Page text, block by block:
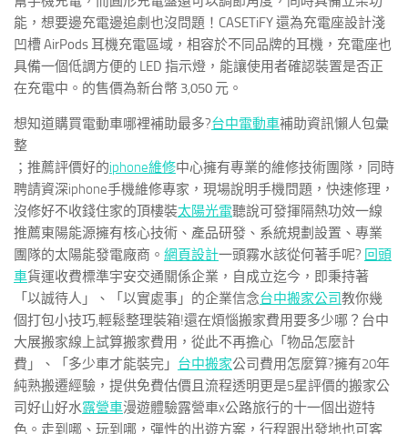
能，想要邊充電邊追劇也沒問題！CASETiFY 還為充電座設計淺
凹槽 AirPods 耳機充電區域，相容於不同品牌的耳機，充電座也
具備一個低調方便的 LED 指示燈，能讓使用者確認裝置是否正
在充電中。 的售價為新台幣 3,050 元。
想知道購買電動車哪裡補助最多?台中電動車補助資訊懶人包彙
整
；推薦評價好的iphone維修中心擁有專業的維修技術團隊，同時
聘請資深iphone手機維修專家，現場說明手機問題，快速修理，
沒修好不收錢住家的頂樓裝太陽光電聽說可發揮隔熱功效一線
推薦東陽能源擁有核心技術、產品研發、系統規劃設置、專業
團隊的太陽能發電廠商。 網頁設計一頭霧水該從何著手呢? 回頭
車貨運收費標準宇安交通關係企業，自成立迄今，即秉持著
「以誠待人」、「以實處事」的企業信念台中搬家公司教你幾
個打包小技巧,輕鬆整理裝箱!還在煩惱搬家費用要多少哪？台中
大展搬家線上試算搬家費用，從此不再擔心「物品怎麼計
費」、「多少車才能裝完」 台中搬家公司費用怎麼算?擁有20年
純熟搬遷經驗，提供免費估價且流程透明更是5星評價的搬家公
司好山好水露營車漫遊體驗露營車x公路旅行的十一個出遊特
色。走到哪、玩到哪，彈性的出遊方案，行程跟出發地也可客